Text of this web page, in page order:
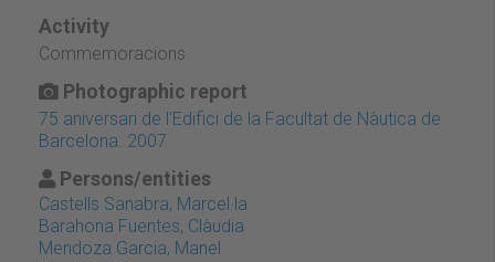
Activity
Commemoracions
Photographic report
75 aniversari de l'Edifici de la Facultat de Nàutica de
Barcelona. 2007
Persons/entities
Castells Sanabra, Marcel·la
Barahona Fuentes, Clàudia
Mendoza Garcia, Manel